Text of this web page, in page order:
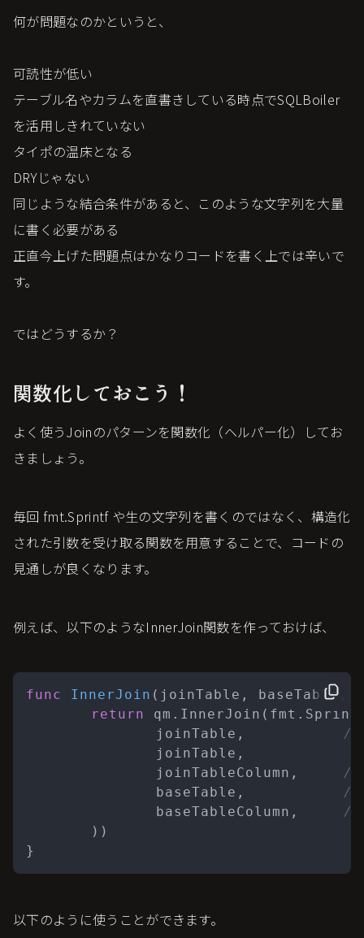
何が問題なのかというと、
可読性が低い
テーブル名やカラムを直書きしている時点でSQLBoiler
を活用しきれていない
タイポの温床となる
DRYじゃない
同じような結合条件があると、このような文字列を大量
に書く必要がある
正直今上げた問題点はかなりコードを書く上では辛いで
す。
ではどうするか？
関数化しておこう！
よく使うJoinのパターンを関数化（ヘルパー化）してお
きましょう。
毎回 fmt.Sprintf や生の文字列を書くのではなく、構造化
された引数を受け取る関数を用意することで、コードの
見通しが良くなります。
例えば、以下のようなInnerJoin関数を作っておけば、
func InnerJoin (joinTable, baseTable,
return
		joinTable,
//
		joinTableColumn,
//
		baseTable,
//
		baseTableColumn,
//
}
以下のように使うことができます。